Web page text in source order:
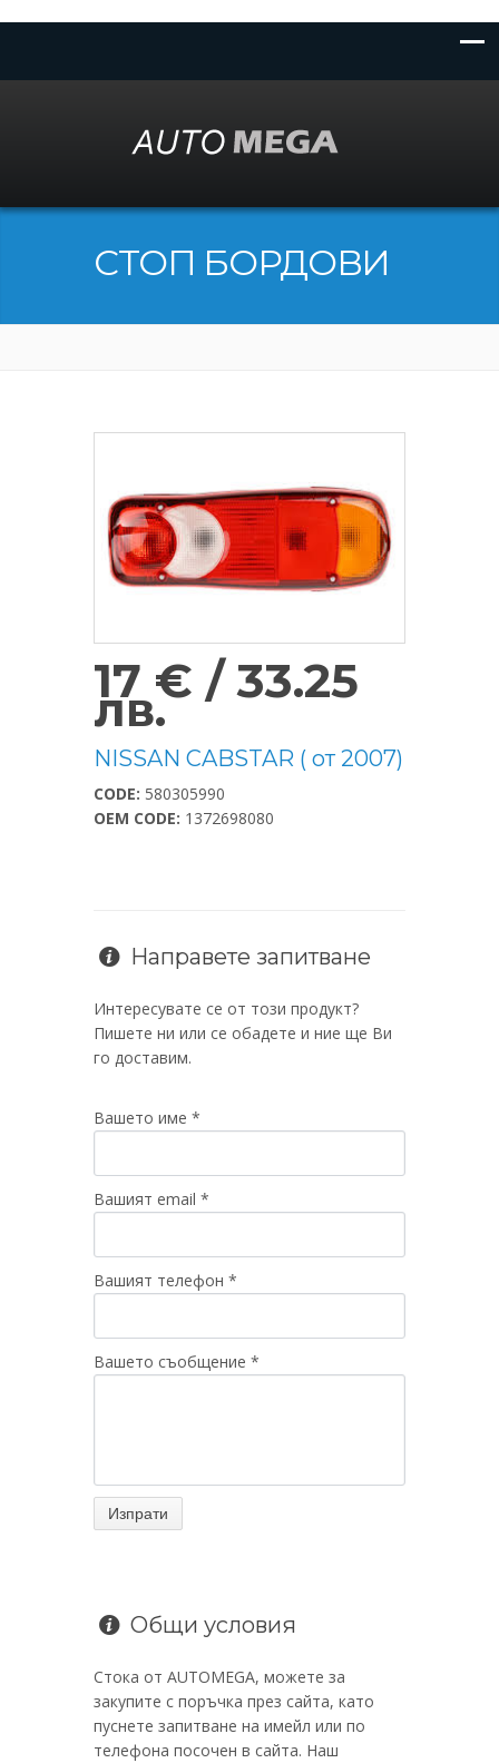
СТОП БОРДОВИ
17 € / 33.25
лв.
NISSAN CABSTAR ( от 2007)
CODE: 580305990
OEM CODE: 1372698080
Направете запитване
Интересувате се от този продукт?
Пишете ни или се обадете и ние ще Ви
го доставим.
Вашето име *
Вашият email *
Вашият телефон *
Вашето съобщение *
Общи условия
Стока от AUTOMEGA, можете за
закупите с поръчка през сайта, като
пуснете запитване на имейл или по
телефона посочен в сайта. Наш